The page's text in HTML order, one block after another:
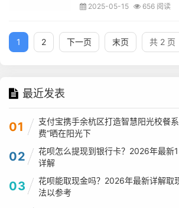
2025-05-15 656 阅读
1 2 下一页 末页 共 2 页
最近发表
01
支付宝携手余杭区打造智慧阳光校餐
费“晒在阳光下
02
花呗怎么提现到银行卡？2026年最新
详解
03
花呗能取现金吗？2026年最新详解取
法以参考